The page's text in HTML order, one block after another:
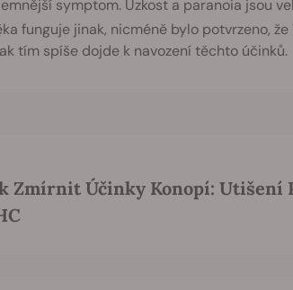
symptom. Úzkost a paranoia jsou
funguje jinak, nicméně bylo potvrzeno, že
tím spíše dojde k navození těchto účinků.
Zmírnit Účinky Konopí: Utišení